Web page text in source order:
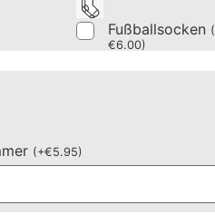
Fußballsocken (
€6.00)
(+€5.95)